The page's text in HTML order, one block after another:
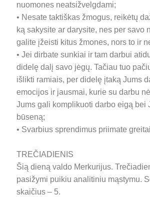
nuomones neatsižvelgdami;
• Nesate taktiškas žmogus, reikėtų
ką sakysite ar darysite, nes per savo
galite įžeisti kitus žmones, nors to ir
• Jei dirbate sunkiai ir tam darbui
didelę dalį savo jėgų. Tačiau tuo
išlikti ramiais, per didelę įtaką Jums
emocijos ir jausmai, kurie su darbu
Jums gali komplikuoti darbo eigą bei
būseną;
• Svarbius sprendimus priimate
TREČIADIENIS
Šią dieną valdo Merkurijus.
pasižymi puikiu analitiniu mąstymu.
skaičius – 5.